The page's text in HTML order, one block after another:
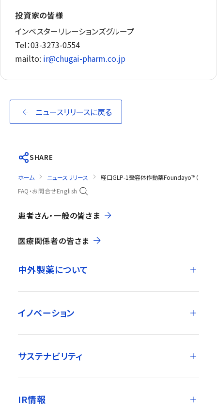
投資家の皆様
インベスターリレーションズグループ
Tel：03-3273-0554
mailto: ir@chugai-pharm.co.jp
ニュースリリースに戻る
SHARE
ホーム ニュースリリース
経口GLP-1受容体作動薬Foundayo™（オルホ
FAQ・お問合せEnglish
患者さん・一般の皆さま
医療関係者の皆さま
中外製薬について
イノベーション
サステナビリティ
IR情報